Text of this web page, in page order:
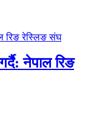
नेपाल रिङ